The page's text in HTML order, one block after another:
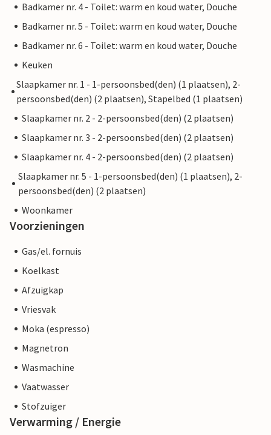
Badkamer nr. 4 - Toilet: warm en koud water, Douche
Badkamer nr. 5 - Toilet: warm en koud water, Douche
Badkamer nr. 6 - Toilet: warm en koud water, Douche
Keuken
Slaapkamer nr. 1 - 1-persoonsbed(den) (1 plaatsen), 2-
persoonsbed(den) (2 plaatsen), Stapelbed (1 plaatsen)
Slaapkamer nr. 2 - 2-persoonsbed(den) (2 plaatsen)
Slaapkamer nr. 3 - 2-persoonsbed(den) (2 plaatsen)
Slaapkamer nr. 4 - 2-persoonsbed(den) (2 plaatsen)
Slaapkamer nr. 5 - 1-persoonsbed(den) (1 plaatsen), 2-
persoonsbed(den) (2 plaatsen)
Woonkamer
Voorzieningen
Gas/el. fornuis
Koelkast
Afzuigkap
Vriesvak
Moka (espresso)
Magnetron
Wasmachine
Vaatwasser
Stofzuiger
Verwarming / Energie